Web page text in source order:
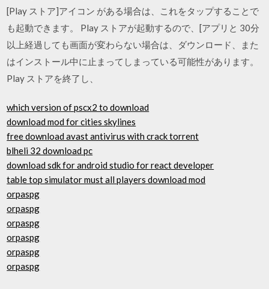
[Play ストア]アイコン がある場合は、これをタップすることで
も起動できます。 Play ストアが起動するので、[アプリと 30分
以上経過しても画面が変わらない場合は、ダウンロード、また
はインストール中に止まってしまっている可能性があります。
Play ストアを終了し、
which version of pscx2 to download
download mod for cities skylines
free download avast antivirus with crack torrent
blheli 32 download pc
download sdk for android studio for react developer
table top simulator must all players download mod
orpaspg
orpaspg
orpaspg
orpaspg
orpaspg
orpaspg